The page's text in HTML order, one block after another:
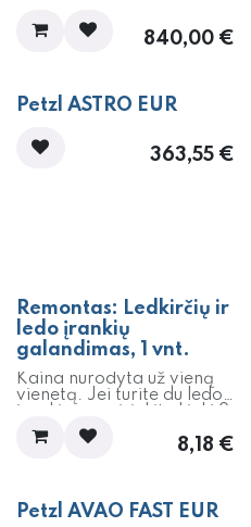
840,00€
Petzl ASTRO EUR
363,55€
Remontas: Ledkirčių ir
ledo įrankių
galandimas, 1 vnt.
Kaina nurodyta už vieną
vienetą. Jei turite du ledo
įrankius, pasirinkite kiekį 2
vnt.
8,18 €
Petzl AVAO FAST EUR